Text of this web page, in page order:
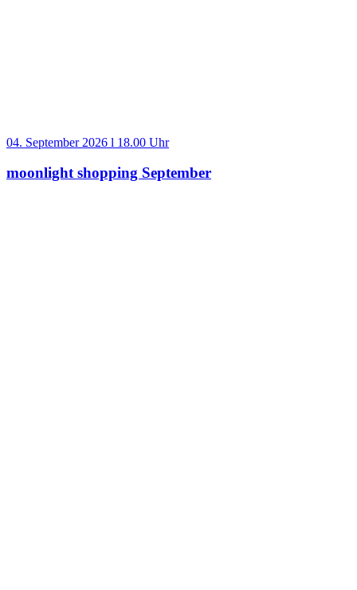
04. September 2026 l 18.00 Uhr
moonlight shopping September